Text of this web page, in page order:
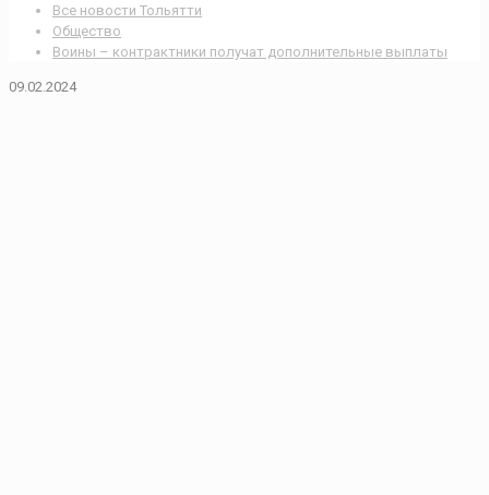
Все новости Тольятти
Общество
Воины – контрактники получат дополнительные выплаты
09.02.2024